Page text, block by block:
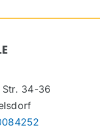
34-36